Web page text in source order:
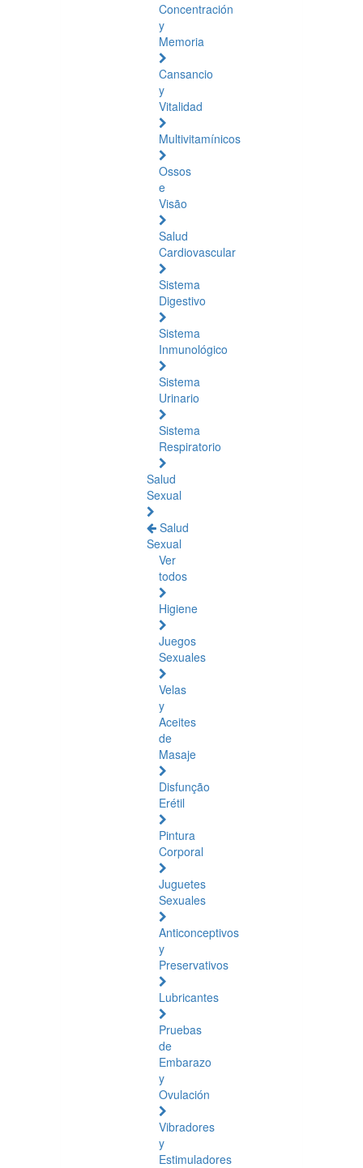
Concentración
y
Memoria
Cansancio
y
Vitalidad
Multivitamínicos
Ossos
e
Visão
Salud
Cardiovascular
Sistema
Digestivo
Sistema
Inmunológico
Sistema
Urinario
Sistema
Respiratorio
Salud
Sexual
Salud
Sexual
Ver
todos
Higiene
Juegos
Sexuales
Velas
y
Aceites
de
Masaje
Disfunção
Erétil
Pintura
Corporal
Juguetes
Sexuales
Anticonceptivos
y
Preservativos
Lubricantes
Pruebas
de
Embarazo
y
Ovulación
Vibradores
y
Estimuladores